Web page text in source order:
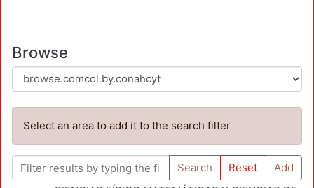
Browse
Select an area to add it to the search filter
Search Reset
Add